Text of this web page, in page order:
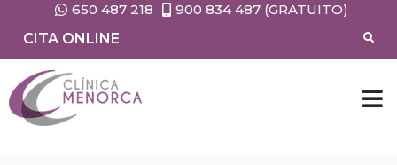
650 487 218
900 834 487 (GRATUITO)
CITA ONLINE